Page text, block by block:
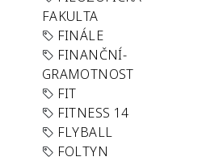
FAKULTA
FINÁLE
FINANČNÍ-
GRAMOTNOST
FIT
FITNESS 14
FLYBALL
FOLTYN